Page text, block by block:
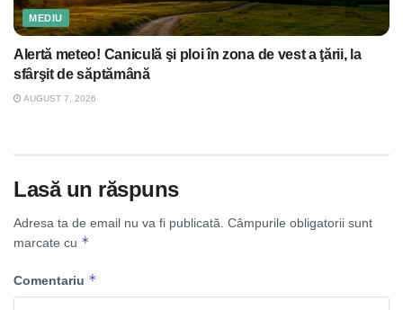
MEDIU
Alertă meteo! Caniculă şi ploi în zona de vest a ţării, la
sfârşit de săptămână
AUGUST 7, 2026
Lasă un răspuns
Adresa ta de email nu va fi publicată. Câmpurile obligatorii sunt
marcate cu *
Comentariu *